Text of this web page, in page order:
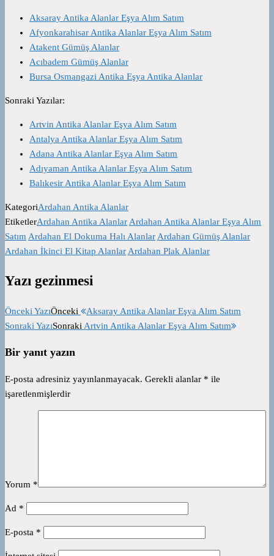
Aksaray Antika Alanlar Eşya Alım Satım
Afyonkarahisar Antika Alanlar Eşya Alım Satım
Atakent Gümüş Alanlar
Acıbadem Gümüş Alanlar
Bursa Osmangazi Antika Eşya Antika Alanlar
Sonraki Yazılar:
Artvin Antika Alanlar Eşya Alım Satım
Antalya Antika Alanlar Eşya Alım Satım
Adana Antika Alanlar Eşya Alım Satım
Adıyaman Antika Alanlar Eşya Alım Satım
Balıkesir Antika Alanlar Eşya Alım Satım
KategoriArdahan Antika Alanlar
EtiketlerArdahan Antika AlanlarArdahan Antika Alanlar Eşya Alım
SatımArdahan El Dokuma Halı AlanlarArdahan Gümüş Alanlar
Ardahan İkinci El Kitap AlanlarArdahan Plak Alanlar
Yazı gezinmesi
Önceki YazıÖnceki
Aksaray Antika Alanlar Eşya Alım Satım
Sonraki YazıSonraki Artvin Antika Alanlar Eşya Alım Satım
Bir yanıt yazın
E-posta adresiniz yayınlanmayacak. Gerekli alanlar * ile
işaretlenmişlerdir
Yorum *
Ad *
E-posta *